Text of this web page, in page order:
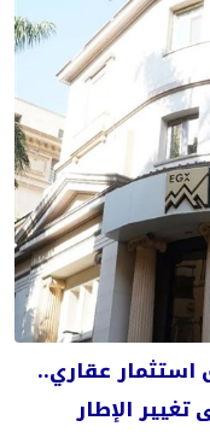
استثمار عقاري..
الإطار